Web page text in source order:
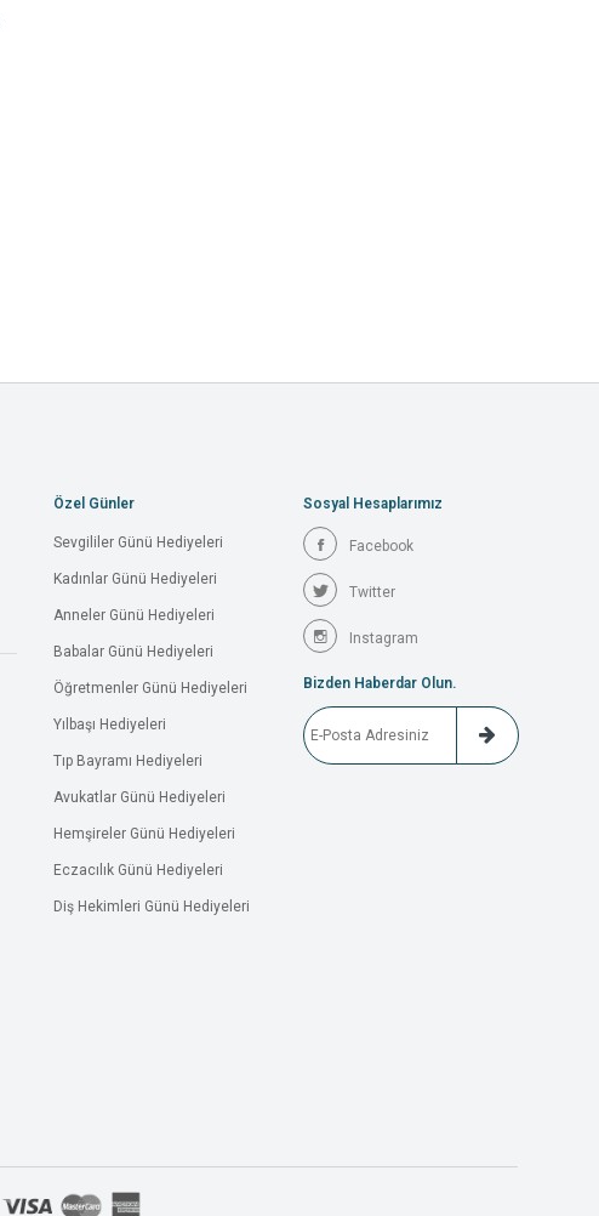
Özel Günler
Sevgililer Günü Hediyeleri
Kadınlar Günü Hediyeleri
Anneler Günü Hediyeleri
Babalar Günü Hediyeleri
Öğretmenler Günü Hediyeleri
Yılbaşı Hediyeleri
Tıp Bayramı Hediyeleri
Avukatlar Günü Hediyeleri
Hemşireler Günü Hediyeleri
Eczacılık Günü Hediyeleri
Diş Hekimleri Günü Hediyeleri
Sosyal Hesaplarımız
Facebook
Twitter
Instagram
Bizden Haberdar Olun.